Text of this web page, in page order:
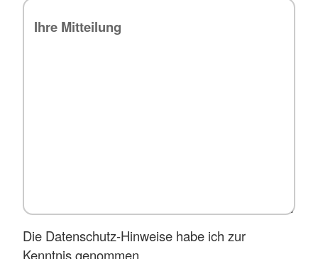
Die Datenschutz-Hinweise habe ich zur
Kenntnis genommen.